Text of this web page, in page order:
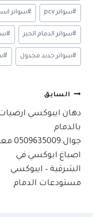
#سواتر pcv #سواتر
#سواتر الدمام الخبر #
#سواتر حديد مجدول #
تصفّح
المقالات
السابق
دهان ايبوكسي
بالدمام
اصباغ ابوكسي في
الشرقية – ايبوكسي
مستودعات الدمام